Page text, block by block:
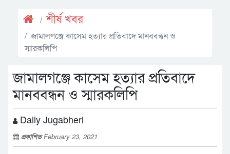
শীর্ষ খবর
জামালগঞ্জে কাসেম হত্যার প্রতিবাদে মানববন্ধন ও
স্মারকলিপি
জামালগঞ্জে কাসেম হত্যার প্রতিবাদে
মানববন্ধন ও স্মারকলিপি
Daily Jugabheri
প্রকাশিতFebruary 23, 2021